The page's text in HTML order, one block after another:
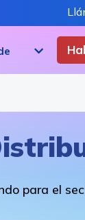
para el